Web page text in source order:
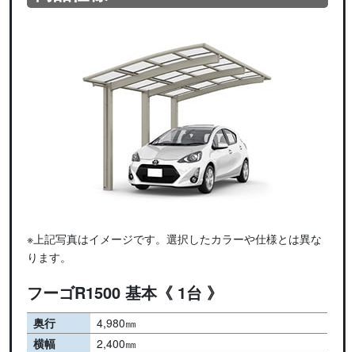
※上記写真はイメージです。選択したカラーや仕様とは異な
ります。
フーゴR1500 基本《 1台 》
奥行
4,980㎜
横幅
2,400㎜